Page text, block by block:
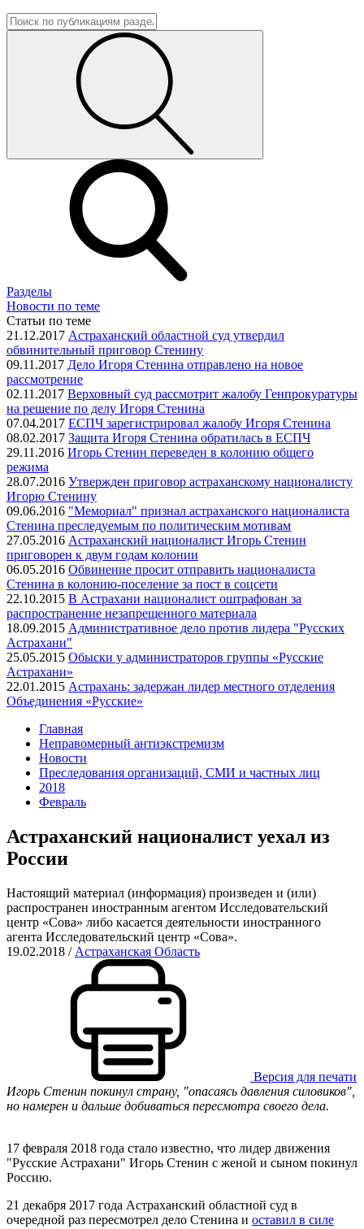
Разделы
Новости по теме
Статьи по теме
21.12.2017 Астраханский областной суд утвердил
обвинительный приговор Стенину
09.11.2017 Дело Игоря Стенина отправлено на новое
рассмотрение
02.11.2017 Верховный суд рассмотрит жалобу Генпрокуратуры
на решение по делу Игоря Стенина
07.04.2017 ЕСПЧ зарегистрировал жалобу Игоря Стенина
08.02.2017 Защита Игоря Стенина обратилась в ЕСПЧ
29.11.2016 Игорь Стенин переведен в колонию общего
режима
28.07.2016 Утвержден приговор астраханскому националисту
Игорю Стенину
09.06.2016 "Мемориал" признал астраханского националиста
Стенина преследуемым по политическим мотивам
27.05.2016 Астраханский националист Игорь Стенин
приговорен к двум годам колонии
06.05.2016 Обвинение просит отправить националиста
Стенина в колонию-поселение за пост в соцсети
22.10.2015 В Астрахани националист оштрафован за
распространение незапрещенного материала
18.09.2015 Административное дело против лидера "Русских
Астрахани"
25.05.2015 Обыски у администраторов группы «Русские
Астрахани»
22.01.2015 Астрахань: задержан лидер местного отделения
Объединения «Русские»
Главная
Неправомерный антиэкстремизм
Новости
Преследования организаций, СМИ и частных лиц
2018
Февраль
Астраханский националист уехал из
России
Настоящий материал (информация) произведен и (или)
распространен иностранным агентом Исследовательский
центр «Сова» либо касается деятельности иностранного
агента Исследовательский центр «Сова».
19.02.2018 / Астраханская Область
Версия для печати
Игорь Стенин покинул страну, "опасаясь давления силовиков",
но намерен и дальше добиваться пересмотра своего дела.
17 февраля 2018 года стало известно, что лидер движения
"Русские Астрахани" Игорь Стенин с женой и сыном покинул
Россию.
21 декабря 2017 года Астраханский областной суд в
очередной раз пересмотрел дело Стенина и оставил в силе